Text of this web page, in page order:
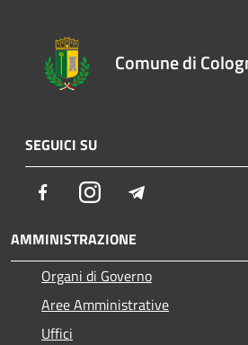
Comune di
SEGUICI SU
FacebookInstagram
AMMINISTRAZIONE
Organi di Governo
Aree Amministrative
Uffici